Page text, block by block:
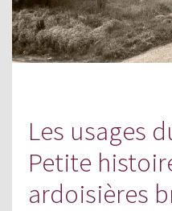
Les usages
Petite
ardoisières